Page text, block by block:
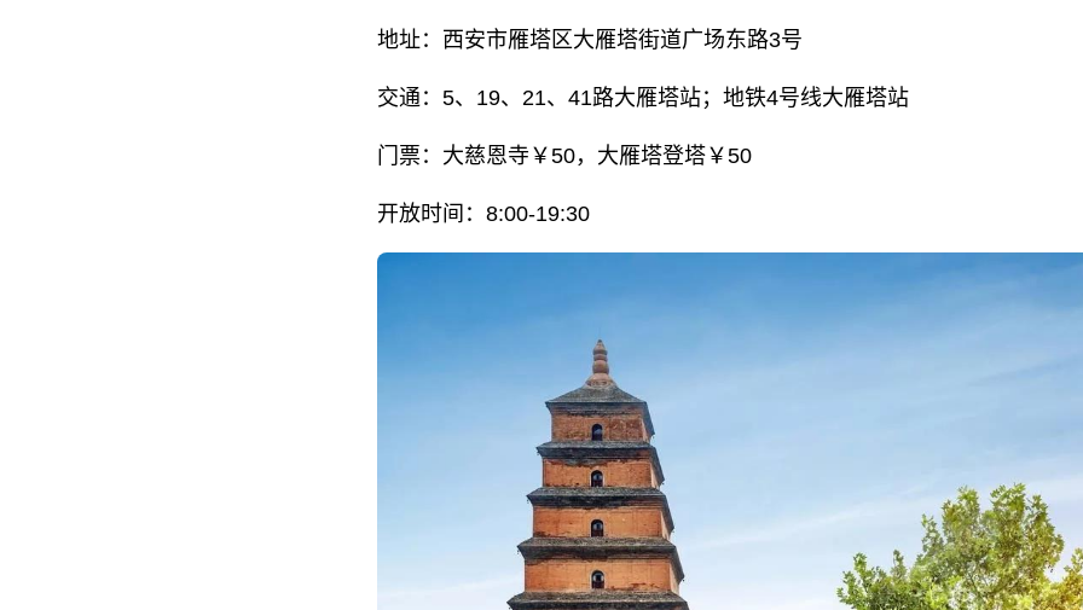
地址： 西安市雁塔区大雁塔街道广场东路3号
交通：5、19、21、41路大雁塔站；地铁4号线大雁塔站
门票：大慈恩寺￥50，大雁塔登塔￥50
开放时间：8:00-19:30